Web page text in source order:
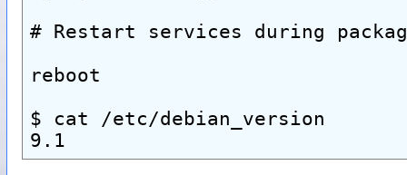
# Restart services during
reboot
$ cat /etc/debian_version
9.1